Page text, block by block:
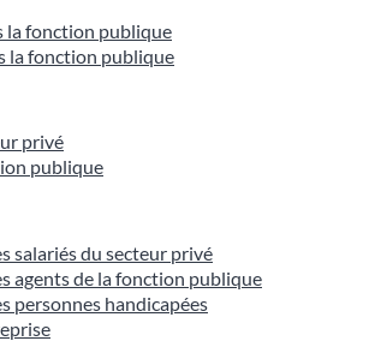
la fonction publique
la fonction publique
privé
publique
salariés du secteur privé
agents de la fonction publique
personnes handicapées